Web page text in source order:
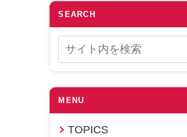
TOPICS